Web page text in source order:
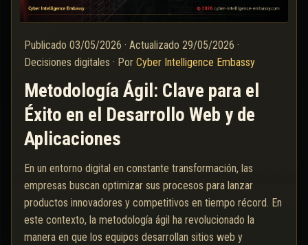
Publicado 03/05/2026 · Actualizado 29/05/2026 ·
Decisiones digitales · Por Cyber Intelligence Embassy
Metodología Ágil: Clave para el
Éxito en el Desarrollo Web y de
Aplicaciones
En un entorno digital en constante transformación, las
empresas buscan optimizar sus procesos para lanzar
productos innovadores y competitivos en tiempo récord. En
este contexto, la metodología ágil ha revolucionado la
manera en que los equipos desarrollan sitios web y